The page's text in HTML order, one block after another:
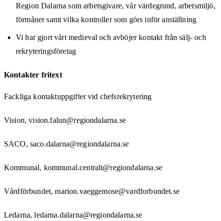
Region Dalarna som arbetsgivare, vår värdegrund, arbetsmiljö,
förmåner samt vilka kontroller som görs inför anställning
Vi har gjort vårt medieval och avböjer kontakt från sälj- och
rekryteringsföretag
Kontakter fritext
Fackliga kontaktuppgifter vid chefsrekrytering
Vision, vision.falun@regiondalarna.se
SACO, saco.dalarna@regiondalarna.se
Kommunal, kommunal.centralt@regiondalarna.se
Vårdförbundet, marion.vaeggemose@vardforbundet.se
Ledarna, ledarna.dalarna@regiondalarna.se